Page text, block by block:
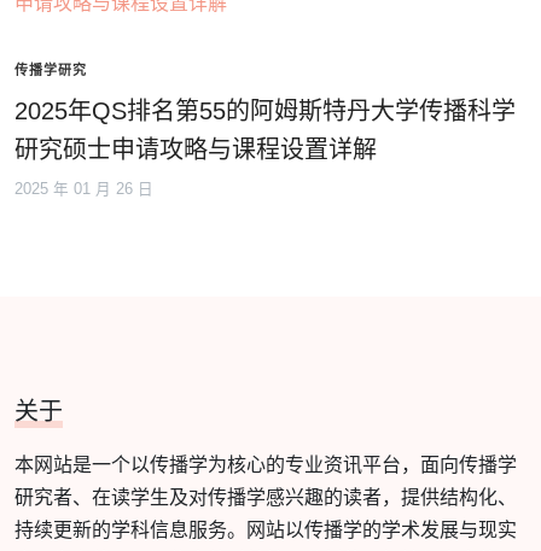
传播学研究
2025年QS排名第55的阿姆斯特丹大学传播科学
研究硕士申请攻略与课程设置详解
2025 年 01 月 26 日
关于
本网站是一个以传播学为核心的专业资讯平台，面向传播学
研究者、在读学生及对传播学感兴趣的读者，提供结构化、
持续更新的学科信息服务。网站以传播学的学术发展与现实